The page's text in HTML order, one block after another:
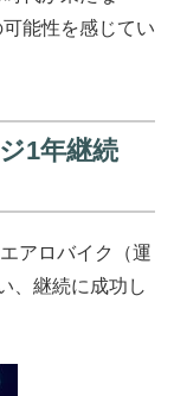
能性を感じてい
1年継続
アロバイク（運
、継続に成功し